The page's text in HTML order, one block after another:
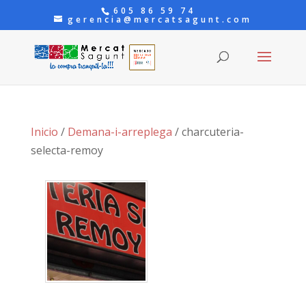
605 86 59 74
gerencia@mercatsagunt.com
Inicio / Demana-i-arreplega / charcuteria-
selecta-remoy